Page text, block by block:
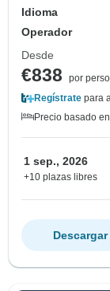
Idioma
Operador
Desde
€838
por
Regístrate para
Precio basado
1 sep., 2026
+10 plazas libres